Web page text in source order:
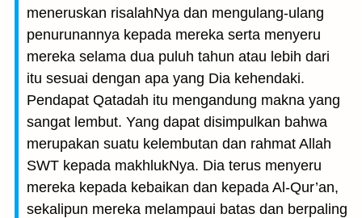
meneruskan risalahNya dan mengulang-ulang
penurunannya kepada mereka serta menyeru
mereka selama dua puluh tahun atau lebih dari
itu sesuai dengan apa yang Dia kehendaki.
Pendapat Qatadah itu mengandung makna yang
sangat lembut. Yang dapat disimpulkan bahwa
merupakan suatu kelembutan dan rahmat Allah
SWT kepada makhlukNya. Dia terus menyeru
mereka kepada kebaikan dan kepada Al-Qur’an,
sekalipun mereka melampaui batas dan berpaling